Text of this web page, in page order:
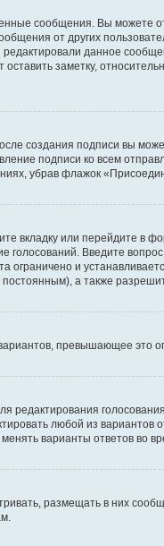
сообщения. Вы можете
от других
данное
заметку,
создания подписи вы
подписи ко всем
убрав флажок
вкладку или перейдите в
Введите
ограничено и
а также
превышающее это
редактирования
любой из вариантов
варианты ответов во
размещать в них